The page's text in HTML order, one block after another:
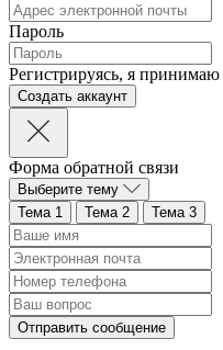
Пароль
Регистрируясь, я принимаю
Форма обратной связи
Выберите тему
Тема 1
Тема 2 Тема 3
Отправить сообщение